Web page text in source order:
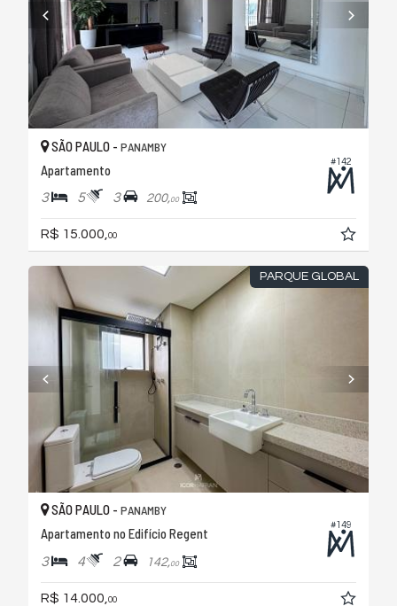
#142
SÃO PAULO - PANAMBY
Apartamento
3 5 3 200,00
R$ 15.000, 00
PARQUE GLOBAL
#149
SÃO PAULO - PANAMBY
Apartamento no Edifício Regent
3 4 2 142,00
R$ 14.000, 00